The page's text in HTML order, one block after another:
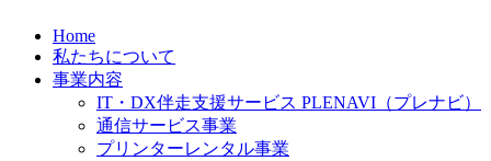
Home
私たちについて
事業内容
IT・DX伴走支援サービス PLENAVI（プレナビ）
通信サービス事業
プリンターレンタル事業